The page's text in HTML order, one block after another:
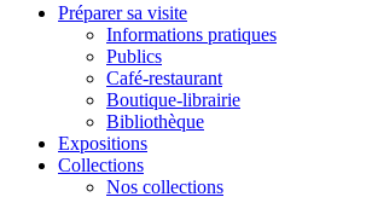
Préparer sa visite
Informations pratiques
Publics
Café-restaurant
Boutique-librairie
Bibliothèque
Expositions
Collections
Nos collections